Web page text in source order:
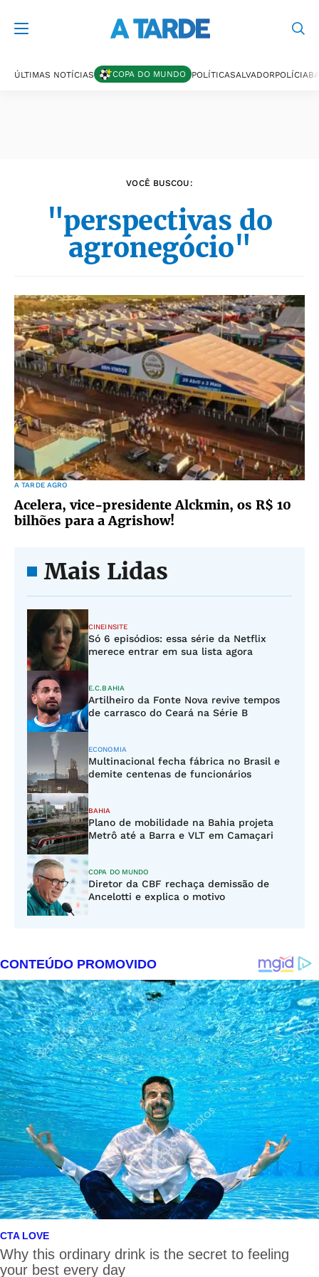
ÚLTIMAS NOTÍCIAS COPA DO MUNDO POLÍTICASALVADORPOLÍCIA
VOCÊ BUSCOU:
"perspectivas do
agronegócio"
A TARDE AGRO
Acelera, vice-presidente Alckmin, os R$ 10
bilhões para a Agrishow!
Mais Lidas
CINEINSITE
Só 6 episódios: essa série da Netflix
merece entrar em sua lista agora
E.C.BAHIA
Artilheiro da Fonte Nova revive tempos
de carrasco do Ceará na Série B
ECONOMIA
Multinacional fecha fábrica no Brasil e
demite centenas de funcionários
BAHIA
Plano de mobilidade na Bahia projeta
Metrô até a Barra e VLT em Camaçari
COPA DO MUNDO
Diretor da CBF rechaça demissão de
Ancelotti e explica o motivo